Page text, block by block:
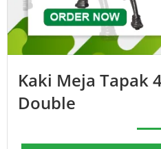
Kaki Meja Tapak
Double